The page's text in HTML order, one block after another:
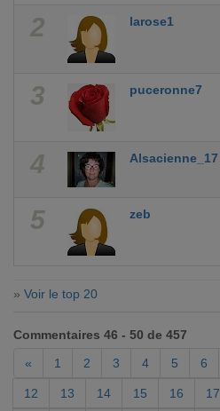
2 larose1
3 puceronne7
4 Alsacienne_17
5 zeb
» Voir le top 20
Commentaires 46 - 50 de 457
«
1 2 3 4 5 6
12 13 14 15 16 17